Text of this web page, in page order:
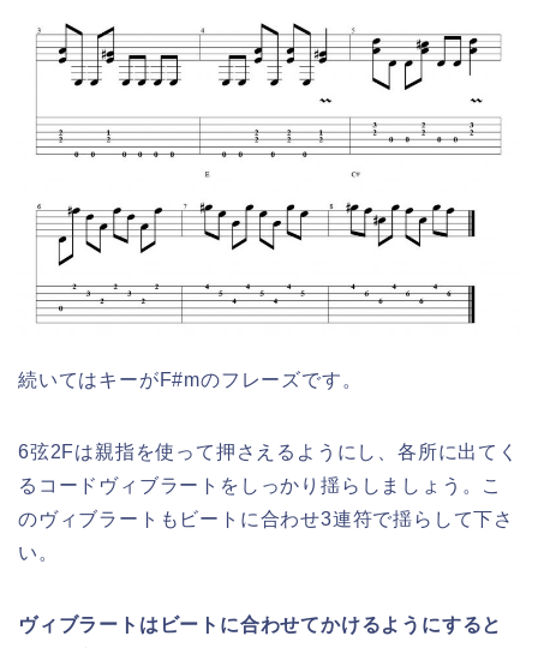
続いてはキーがF#mのフレーズです。
6弦2Fは親指を使って押さえるようにし、各所に出てく
るコードヴィブラートをしっかり揺らしましょう。こ
のヴィブラートもビートに合わせ3連符で揺らして下さ
い。
ヴィブラートはビートに合わせてかけるようにすると